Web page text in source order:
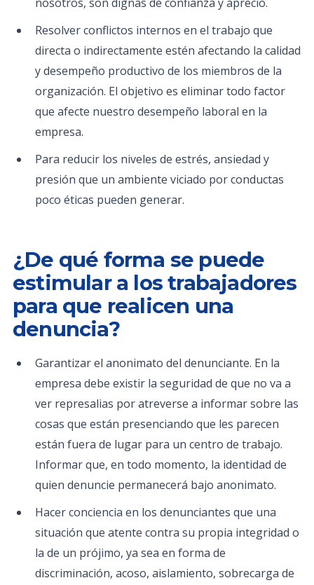
Resolver conflictos internos en el trabajo que
directa o indirectamente estén afectando la calidad
y desempeño productivo de los miembros de la
organización. El objetivo es eliminar todo factor
que afecte nuestro desempeño laboral en la
empresa.
Para reducir los niveles de estrés, ansiedad y
presión que un ambiente viciado por conductas
poco éticas pueden generar.
¿De qué forma se puede
estimular a los trabajadores
para que realicen una
denuncia?
Garantizar el anonimato del denunciante. En la
empresa debe existir la seguridad de que no va a
ver represalias por atreverse a informar sobre las
cosas que están presenciando que les parecen
están fuera de lugar para un centro de trabajo.
Informar que, en todo momento, la identidad de
quien denuncie permanecerá bajo anonimato.
Hacer conciencia en los denunciantes que una
situación que atente contra su propia integridad o
la de un prójimo, ya sea en forma de
discriminación, acoso, aislamiento, sobrecarga de